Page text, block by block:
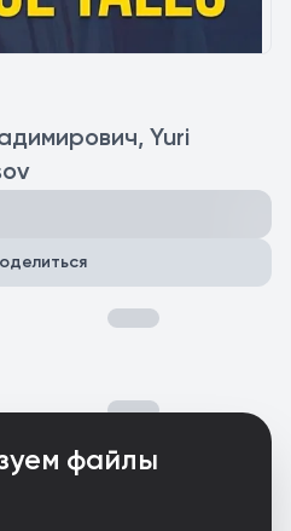
файлы
Yuri